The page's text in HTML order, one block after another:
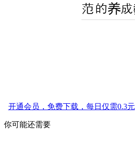
开通会员，免费下载，每日仅需0.3元
你可能还需要